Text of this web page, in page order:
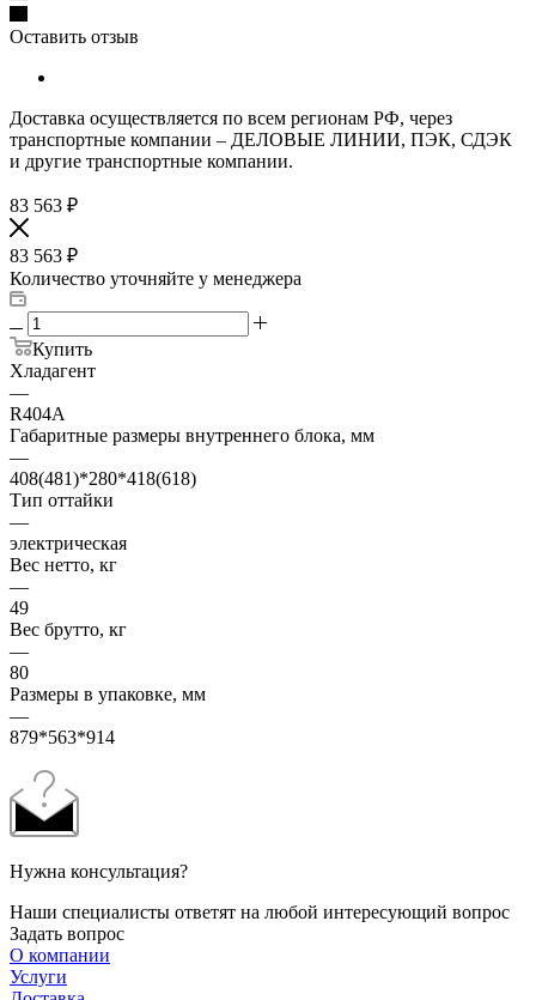
Оставить отзыв
Доставка осуществляется по всем регионам РФ, через
транспортные компании – ДЕЛОВЫЕ ЛИНИИ, ПЭК, СДЭК
и другие транспортные компании.
83 563 ₽
83 563 ₽
Количество уточняйте у менеджера
Купить
Хладагент
—
R404A
Габаритные размеры внутреннего блока, мм
—
408(481)*280*418(618)
Тип оттайки
—
электрическая
Вес нетто, кг
—
49
Вес брутто, кг
—
80
Размеры в упаковке, мм
—
879*563*914
Нужна консультация?
Наши специалисты ответят на любой интересующий вопрос
Задать вопрос
О компании
Услуги